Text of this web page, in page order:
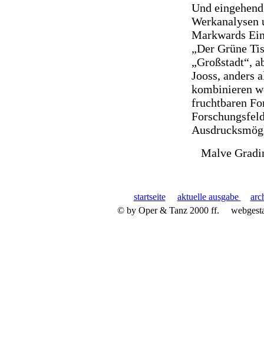
Und
Werkanalysen
Markwards
„Der Grüne
„Großstadt“,
Jooss, anders
kombinieren
fruchtbaren
Malve
startseite aktuelle ausgabe
© by Oper & Tanz 2000 ff.